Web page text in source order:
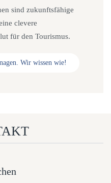
sind zukunftsfähige
clevere
für den Tourismus.
Wir wissen wie!